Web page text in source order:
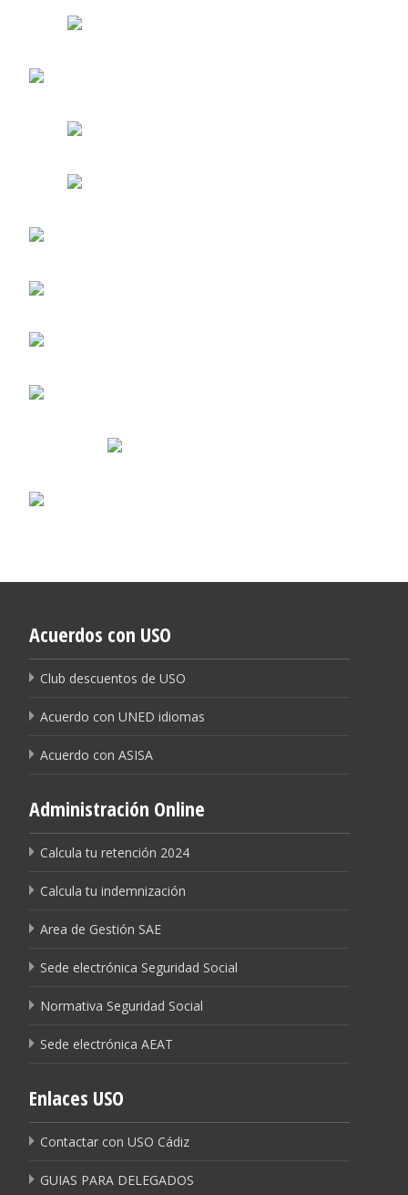
Acuerdos con USO
Club descuentos de USO
Acuerdo con UNED idiomas
Acuerdo con ASISA
Administración Online
Calcula tu retención 2024
Calcula tu indemnización
Area de Gestión SAE
Sede electrónica Seguridad Social
Normativa Seguridad Social
Sede electrónica AEAT
Enlaces USO
Contactar con USO Cádiz
GUIAS PARA DELEGADOS